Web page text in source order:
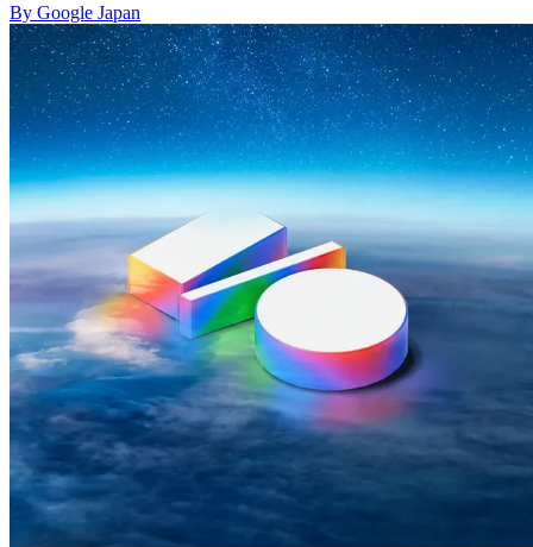
By Google Japan